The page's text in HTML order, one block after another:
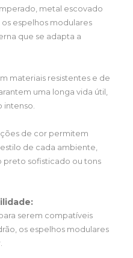
metal escovado
espelhos modulares
que se adapta a
materiais resistentes e de
uma longa vida útil,
de cor permitem
de cada ambiente,
preto sofisticado ou tons
serem compatíveis
os espelhos modulares